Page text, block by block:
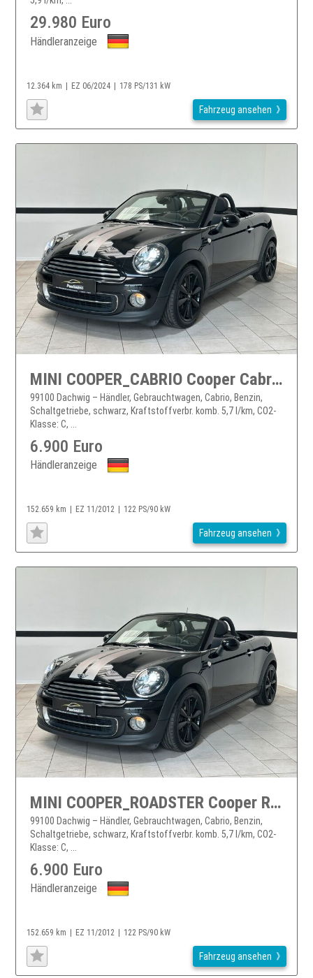
29.980 Euro
Händleranzeige
12.364 km EZ 06/2024 178 PS/131 kW
Fahrzeug ansehen
MINI COOPER_CABRIO Cooper Cabrio CHILI Bi-Xenon*Leder*PDC*2.Hand
99100 Dachwig – Händler, Gebrauchtwagen, Cabrio, Benzin,
Schaltgetriebe, schwarz, Kraftstoffverbr. komb. 5,7 l/km, CO2-
Klasse: C, ...
6.900 Euro
Händleranzeige
152.659 km EZ 11/2012 122 PS/90 kW
Fahrzeug ansehen
MINI COOPER_ROADSTER Cooper Roadster CHILI Bi-Xenon*Leder*PDC*2.Hand
99100 Dachwig – Händler, Gebrauchtwagen, Cabrio, Benzin,
Schaltgetriebe, schwarz, Kraftstoffverbr. komb. 5,7 l/km, CO2-
Klasse: C, ...
6.900 Euro
Händleranzeige
152.659 km EZ 11/2012 122 PS/90 kW
Fahrzeug ansehen